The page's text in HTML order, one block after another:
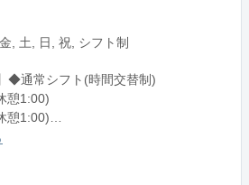
, 土, 日, 祝, シフト制
◆通常シフト(時間交替制)
憩1:00)
憩1:00)
憩1:00)